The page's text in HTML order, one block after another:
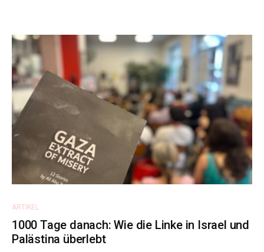
ARTIKEL
1000 Tage danach: Wie die Linke in Israel und
Palästina überlebt